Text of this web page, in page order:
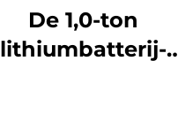
De 1,0-ton
lithiumbatterij-